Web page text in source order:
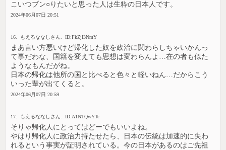
こいつブン○りたいと思った人は生粋の日本人です。
2024年06月07日 20:51
16. もえるななしさん. ID:FkZjI3NmY
まあ言い方悪いけど帰化した奴を政治に関わらしちゃいかんっ
て事だわな、国籍を変えても思想は変わらんよ…在の者も似た
ようなもんだがね。
日本の帰化は他所の国と比べると色々と軽いねん…だからこう
いった輩が出てくると。
2024年06月07日 20:59
17. もえるななしさん. ID:A1NTQwYTc
そりゃ帰化人にとってはどーでもいいよね。
やはり帰化人に政治力持たせたら、日本の伝統は加速的に失わ
れるという事実が証明されている。今の日本があるのはご先祖